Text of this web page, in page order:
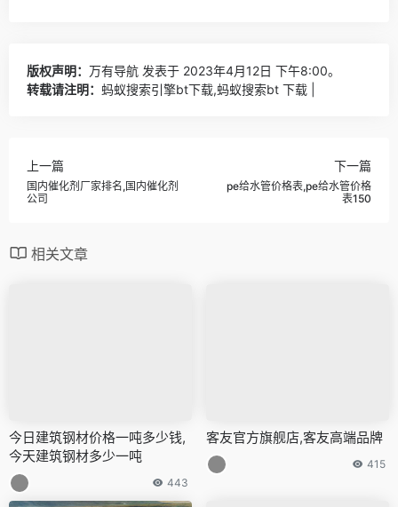
版权声明： 万有导航 发表于 2023年4月12日 下午8:00。
转载请注明： 蚂蚁搜索引擎bt下载,蚂蚁搜索bt 下载 |
上一篇
国内催化剂厂家排名,国内催化剂
公司
下一篇
pe给水管价格表,pe给水管价格
表150
相关文章
今日建筑钢材价格一吨多少钱,
今天建筑钢材多少一吨
443
客友官方旗舰店,客友高端品牌
415